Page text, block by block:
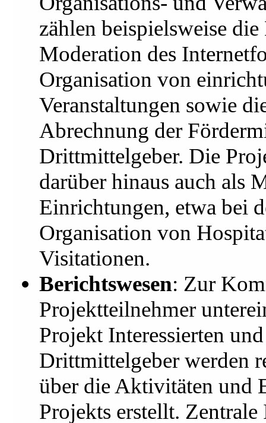
zählen beispielsweise
Moderation des
Organisation von
Veranstaltungen sowie
Abrechnung der
Drittmittelgeber. Die
darüber hinaus auch als
Einrichtungen, etwa bei
Organisation von
Visitationen.
Berichtswesen: Zur
Projektteilnehmer
Projekt Interessierten
Drittmittelgeber werden
über die Aktivitäten und
Projekts erstellt.